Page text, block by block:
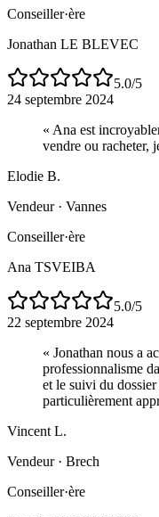
Conseiller·ère
Jonathan LE BLEVEC
5.0/5
24 septembre 2024
« Ana est
vendre ou racheter,
Elodie B.
Vendeur· Vannes
Conseiller·ère
Ana TSVEIBA
5.0/5
22 septembre 2024
« Jonathan nous a
professionnalisme
et le suivi du
particulièrement
Vincent L.
Vendeur· Brech
Conseiller·ère